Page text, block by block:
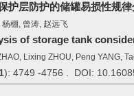
护层防护的储罐易损性规
棚, 曾涛, 赵远飞
of storage tank
Lixing ZHOU, Peng YANG,
): 4749 -4756 . DOI: